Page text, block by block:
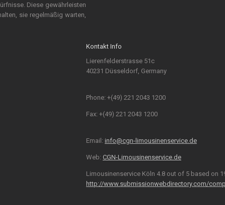
Diese gewährleisten
sie regelmäßig warten,
Kontakt Info
Lierenfelderstrasse 51c
40231 Düsseldorf, Germany
Phone: +(49) 221 2043 1200
Fax: +(49) 221 2043 1200
Email: info@cgn-limousinenservice.de
Web: CGN-Limousinenservice.de
Limousinenservice Köln 4.8 out of 5 based on
http://www.submissionwebdirectory.com/